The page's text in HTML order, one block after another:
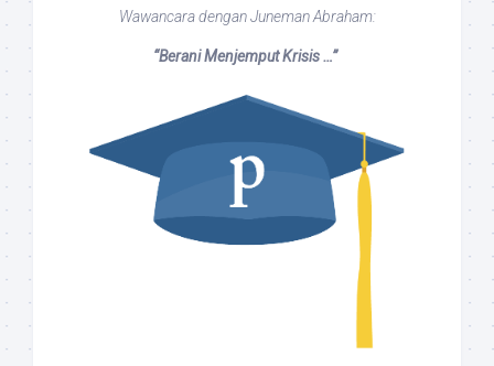
Wawancara dengan Juneman Abraham:
“Berani Menjemput Krisis …”